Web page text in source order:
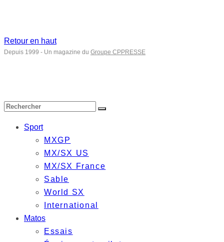
Retour en haut
Depuis 1999 - Un magazine du Groupe CPPRESSE
Sport
MXGP
MX/SX US
MX/SX France
Sable
World SX
International
Matos
Essais